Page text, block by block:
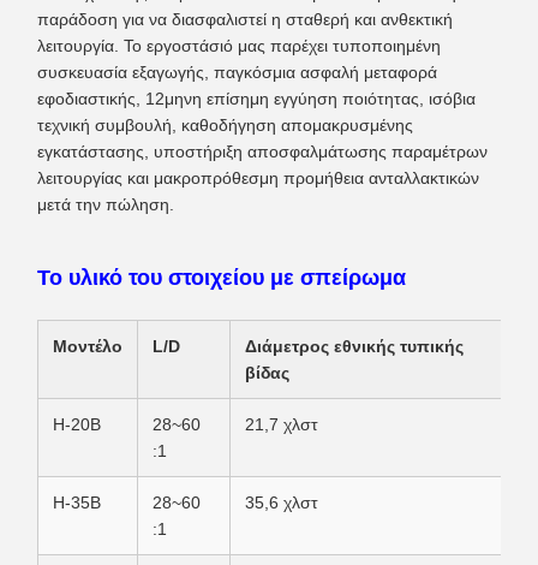
παράδοση για να διασφαλιστεί η σταθερή και ανθεκτική
λειτουργία. Το εργοστάσιό μας παρέχει τυποποιημένη
συσκευασία εξαγωγής, παγκόσμια ασφαλή μεταφορά
εφοδιαστικής, 12μηνη επίσημη εγγύηση ποιότητας, ισόβια
τεχνική συμβουλή, καθοδήγηση απομακρυσμένης
εγκατάστασης, υποστήριξη αποσφαλμάτωσης παραμέτρων
λειτουργίας και μακροπρόθεσμη προμήθεια ανταλλακτικών
μετά την πώληση.
Το υλικό του στοιχείου με σπείρωμα
Μοντέλο L/D
Διάμετρος εθνικής τυπικής
βίδας
H-20B
28~60
:1
21,7 χλστ
H-35B
28~60
:1
35,6 χλστ